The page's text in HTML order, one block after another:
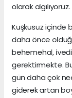
olarak algılıyoruz.
Kuşkusuz içinde
daha önce
behemehal,
gerektirmekte.
gün daha çok
giderek artan